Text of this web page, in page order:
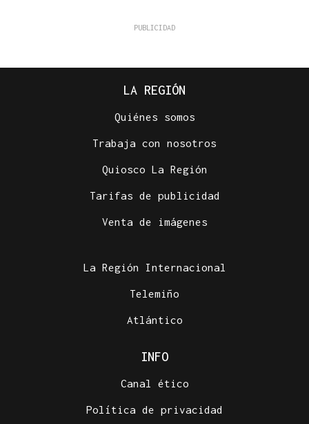
LA REGIÓN
Quiénes somos
Trabaja con nosotros
Quiosco La Región
Tarifas de publicidad
Venta de imágenes
La Región Internacional
Telemiño
Atlántico
INFO
Canal ético
Política de privacidad